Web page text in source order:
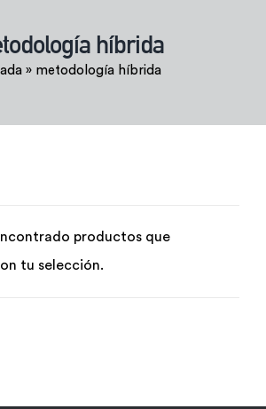
híbrida
» metodología híbrida
productos que
tu selección.